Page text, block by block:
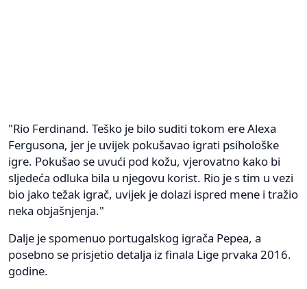
"Rio Ferdinand. Teško je bilo suditi tokom ere Alexa
Fergusona, jer je uvijek pokušavao igrati psihološke
igre. Pokušao se uvući pod kožu, vjerovatno kako bi
sljedeća odluka bila u njegovu korist. Rio je s tim u vezi
bio jako težak igrač, uvijek je dolazi ispred mene i tražio
neka objašnjenja."
Dalje je spomenuo portugalskog igrača Pepea, a
posebno se prisjetio detalja iz finala Lige prvaka 2016.
godine.